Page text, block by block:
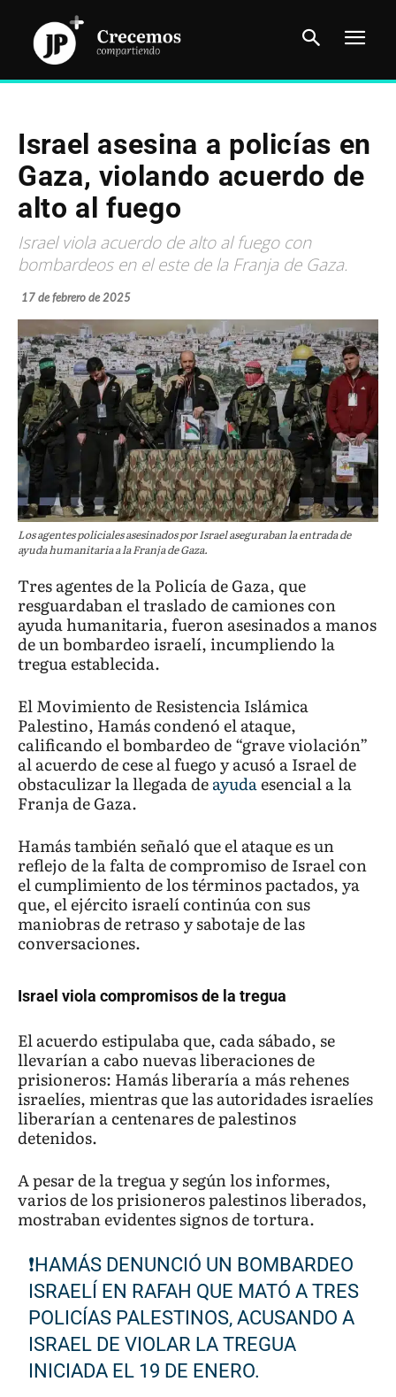
Israel asesina a policías en
Gaza, violando acuerdo de
alto al fuego
Israel viola acuerdo de alto al fuego con
bombardeos en el este de la Franja de Gaza.
17 de febrero de 2025
Los agentes policiales asesinados por Israel aseguraban la entrada de
ayuda humanitaria a la Franja de Gaza.
Tres agentes de la Policía de Gaza, que
resguardaban el traslado de camiones con
ayuda humanitaria, fueron asesinados a manos
de un bombardeo israelí, incumpliendo la
tregua establecida.
El Movimiento de Resistencia Islámica
Palestino, Hamás condenó el ataque,
calificando el bombardeo de “grave violación”
al acuerdo de cese al fuego y acusó a Israel de
obstaculizar la llegada deayudaesencial a la
Franja de Gaza.
Hamás también señaló que el ataque es un
reflejo de la falta de compromiso de Israel con
el cumplimiento de los términos pactados, ya
que, el ejército israelí continúa con sus
maniobras de retraso y sabotaje de las
conversaciones.
Israel viola compromisos de la tregua
El acuerdo estipulaba que, cada sábado, se
llevarían a cabo nuevas liberaciones de
prisioneros: Hamás liberaría a más rehenes
israelíes, mientras que las autoridades israelíes
liberarían a centenares de palestinos
detenidos.
A pesar de la tregua y según los informes,
varios de los prisioneros palestinos liberados,
mostraban evidentes signos de tortura.
❗️HAMÁS DENUNCIÓ UN BOMBARDEO
ISRAELÍ EN RAFAH QUE MATÓ A TRES
POLICÍAS PALESTINOS, ACUSANDO A
ISRAEL DE VIOLAR LA TREGUA
INICIADA EL 19 DE ENERO.